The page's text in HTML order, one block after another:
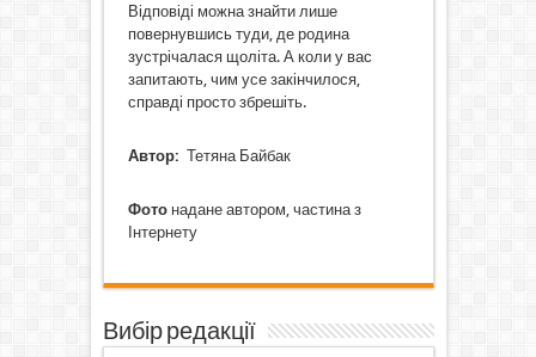
Відповіді можна знайти лише
повернувшись туди, де родина
зустрічалася щоліта. А коли у вас
запитають, чим усе закінчилося,
справді просто збрешіть.
Автор: Тетяна Байбак
Фотонадане автором, частина з
Інтернету
Вибір редакції